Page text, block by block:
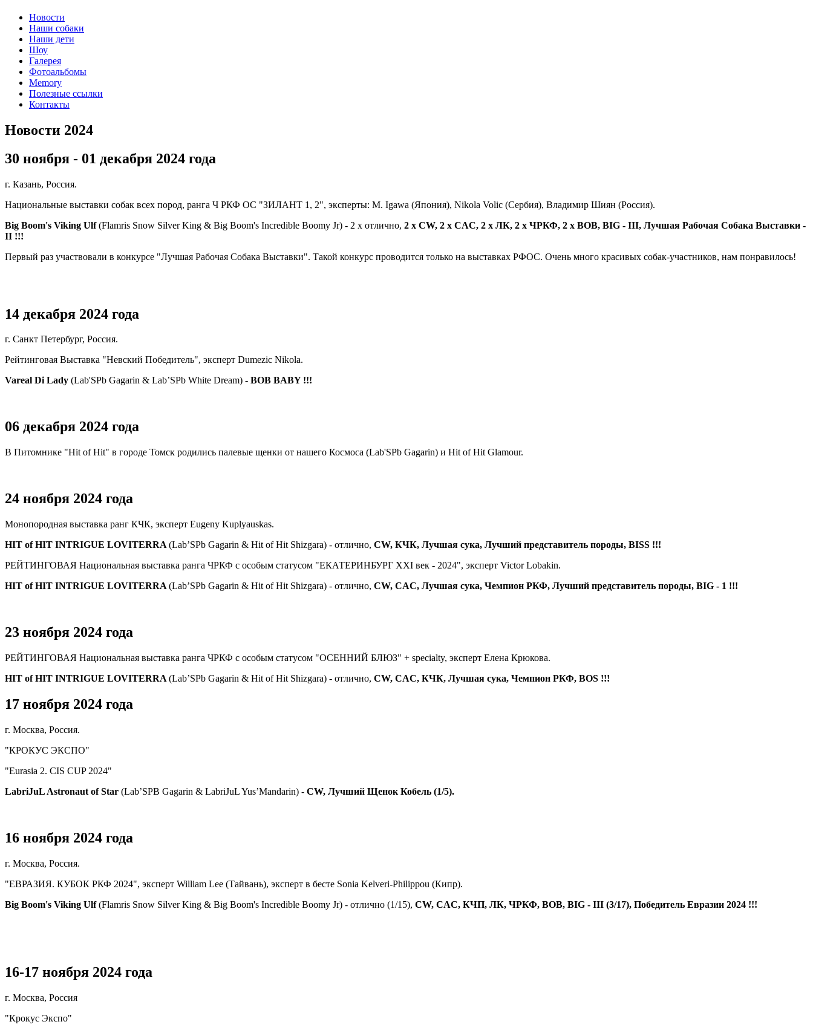
Новости
Наши собаки
Наши дети
Шоу
Галерея
Фотоальбомы
Memory
Полезные ссылки
Контакты
Новости 2024
30 ноября - 01 декабря 2024 года
г. Казань, Россия.
Национальные выставки собак всех пород, ранга Ч РКФ ОС "ЗИЛАНТ 1, 2", эксперты: M. Igawa (Япония), Nikola Volic (Сербия), Владимир Шиян (Россия).
Big Boom's Viking Ulf(Flamris Snow Silver King & Big Boom's Incredible Boomy Jr) - 2 х отлично, 2 х CW, 2 х CAC, 2 х ЛК, 2 х ЧРКФ, 2 х BOB, BIG - III, Лучшая Рабочая Собака Выставки -
II !!!
Первый раз участвовали в конкурсе "Лучшая Рабочая Собака Выставки". Такой конкурс проводится только на выставках РФОС. Очень много красивых собак-участников, нам понравилось!
14 декабря 2024 года
г. Санкт Петербург, Россия.
Рейтинговая Выставка "Невский Победитель", эксперт Dumezic Nikola.
Vareal Di Lady (Lab'SPb Gagarin & Lab’SPb White Dream) - BOB BABY !!!
06 декабря 2024 года
В Питомнике "Hit of Hit" в городе Томск родились палевые щенки от нашего Космоса (Lab'SPb Gagarin) и Hit of Hit Glamour.
24 ноября 2024 года
Монопородная выставка ранг КЧК, эксперт Eugeny Kuplyauskas.
HIT of HIT INTRIGUE LOVITERRA (Lab’SPb Gagarin & Hit of Hit Shizgara) - отлично, CW, КЧК, Лучшая сука, Лучший представитель породы, BISS !!!
РЕЙТИНГОВАЯ Национальная выставка ранга ЧРКФ с особым статусом "ЕКАТЕРИНБУРГ XXI век - 2024", эксперт Victor Lobakin.
HIT of HIT INTRIGUE LOVITERRA (Lab’SPb Gagarin & Hit of Hit Shizgara) - отлично, CW, CAC, Лучшая сука, Чемпион РКФ, Лучший представитель породы, BIG - 1 !!!
23 ноября 2024 года
РЕЙТИНГОВАЯ Национальная выставка ранга ЧРКФ с особым статусом "ОСЕННИЙ БЛЮЗ" + specialty, эксперт Елена Крюкова.
HIT of HIT INTRIGUE LOVITERRA (Lab’SPb Gagarin & Hit of Hit Shizgara) - отлично, CW, CAC, КЧК, Лучшая сука, Чемпион РКФ, BOS !!!
17 ноября 2024 года
г. Москва, Россия.
"КРОКУС ЭКСПО"
"Eurasia 2. CIS CUP 2024"
LabriJuL Astronaut of Star (Lab’SPB Gagarin & LabriJuL Yus’Mandarin) - CW, Лучший Щенок Кобель (1/5).
16 ноября 2024 года
г. Москва, Россия.
"ЕВРАЗИЯ. КУБОК РКФ 2024", эксперт William Lee (Тайвань), эксперт в бесте Sonia Kelveri-Philippou (Кипр).
Big Boom's Viking Ulf(Flamris Snow Silver King & Big Boom's Incredible Boomy Jr) - отлично (1/15), CW, CAC, КЧП, ЛК, ЧРКФ, BOB, BIG - III (3/17), Победитель Евразии 2024 !!!
16-17 ноября 2024 года
г. Москва, Россия
"Крокус Экспо"